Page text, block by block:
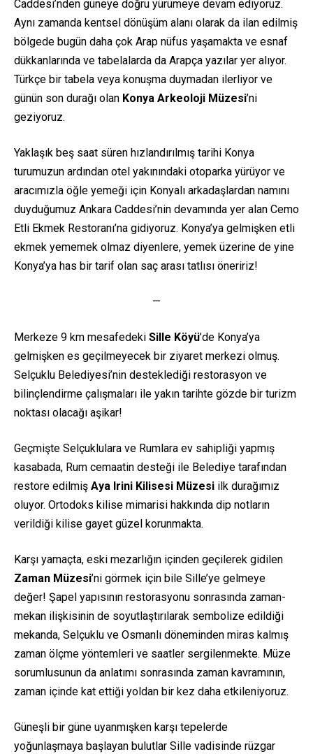
Caddesi’nden güneye doğru yürümeye devam ediyoruz.
Aynı zamanda kentsel dönüşüm alanı olarak da ilan edilmiş
bölgede bugün daha çok Arap nüfus yaşamakta ve esnaf
dükkanlarında ve tabelalarda da Arapça yazılar yer alıyor.
Türkçe bir tabela veya konuşma duymadan ilerliyor ve
günün son durağı olan Konya Arkeoloji Müzesi’ni
geziyoruz.
Yaklaşık beş saat süren hızlandırılmış tarihi Konya
turumuzun ardından otel yakınındaki otoparka yürüyor ve
aracımızla öğle yemeği için Konyalı arkadaşlardan namını
duyduğumuz Ankara Caddesi’nin devamında yer alan Cemo
Etli Ekmek Restoranı’na gidiyoruz. Konya’ya gelmişken etli
ekmek yememek olmaz diyenlere, yemek üzerine de yine
Konya’ya has bir tarif olan saç arası tatlısı öneririz!
—
Merkeze 9 km mesafedeki Sille Köyü’de Konya’ya
gelmişken es geçilmeyecek bir ziyaret merkezi olmuş.
Selçuklu Belediyesi’nin desteklediği restorasyon ve
bilinçlendirme çalışmaları ile yakın tarihte gözde bir turizm
noktası olacağı aşikar!
Geçmişte Selçuklulara ve Rumlara ev sahipliği yapmış
kasabada, Rum cemaatin desteği ile Belediye tarafından
restore edilmiş Aya Irini Kilisesi Müzesi ilk durağımız
oluyor. Ortodoks kilise mimarisi hakkında dip notların
verildiği kilise gayet güzel korunmakta.
Karşı yamaçta, eski mezarlığın içinden geçilerek gidilen
Zaman Müzesi’ni görmek için bile Sille’ye gelmeye
değer! Şapel yapısının restorasyonu sonrasında zaman-
mekan ilişkisinin de soyutlaştırılarak sembolize edildiği
mekanda, Selçuklu ve Osmanlı döneminden miras kalmış
zaman ölçme yöntemleri ve saatler sergilenmekte. Müze
sorumlusunun da anlatımı sonrasında zaman kavramının,
zaman içinde kat ettiği yoldan bir kez daha etkileniyoruz.
Güneşli bir güne uyanmışken karşı tepelerde
yoğunlaşmaya başlayan bulutlar Sille vadisinde rüzgar